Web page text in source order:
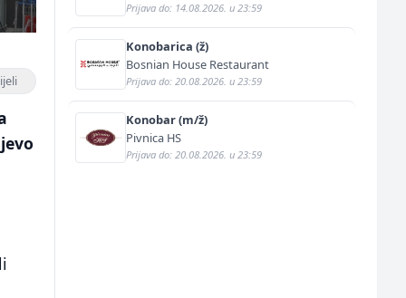
Prijava do: 14.08.2026. u 23:59
Konobarica (ž)
Bosnian House Restaurant
Prijava do: 20.08.2026. u 23:59
Konobar (m/ž)
Pivnica HS
Prijava do: 20.08.2026. u 23:59